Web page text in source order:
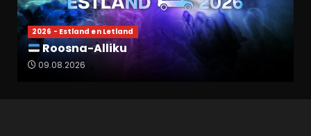
2026 - Estland en Letland
Roosna-Alliku
09.08.2026